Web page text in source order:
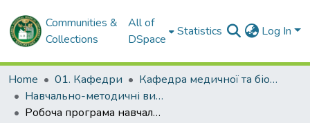
Communities &
Collections
All of
DSpace
Statistics Log In
Home 01. Кафедри
Кафедра медичної та біологічної фізики і медичної інформатики
Навчально-методичні видання. Кафедра медичної та біологічної фізики і медичної інформатики
Робоча програма навчальної дисципліни «Медична та біологічна фізика» для вітчизняних та іноземних студентів